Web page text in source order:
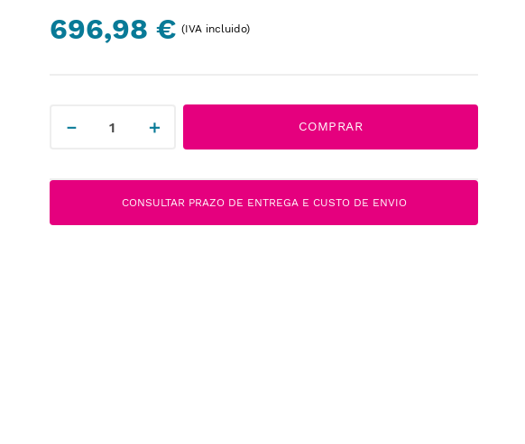
696,98 € (IVA incluido)
＋
－ COMPRAR
CONSULTAR PRAZO DE ENTREGA E CUSTO DE ENVIO